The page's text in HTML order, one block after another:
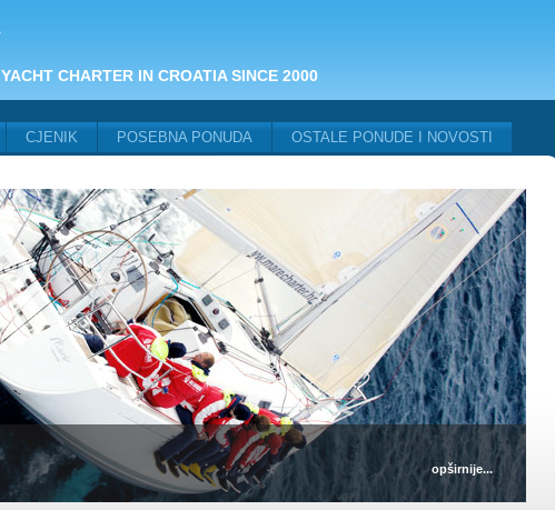
YACHT CHARTER IN CROATIA SINCE 2000
CJENIK POSEBNA PONUDA OSTALE PONUDE I NOVOSTI
opširnije...